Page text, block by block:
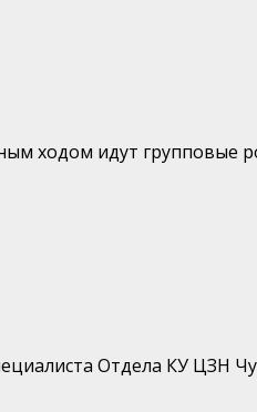
ходом идут групповые
Отдела КУ ЦЗН